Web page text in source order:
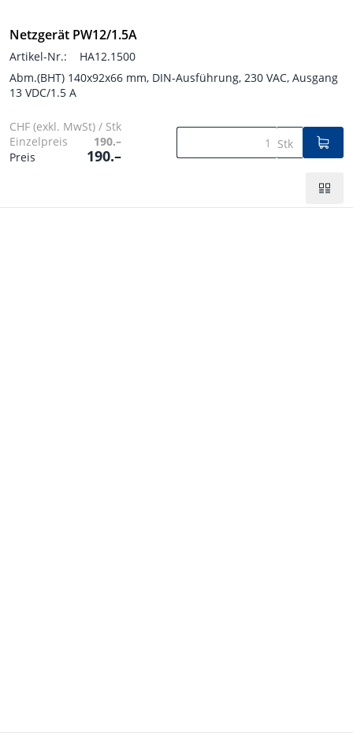
Netzgerät PW12/1.5A
Artikel-Nr.:
HA12.1500
Abm.(BHT) 140x92x66 mm, DIN-Ausführung, 230 VAC, Ausgang
13 VDC/1.5 A
CHF (exkl. MwSt) / Stk
Einzelpreis
190.–
Preis
190.–
Stk